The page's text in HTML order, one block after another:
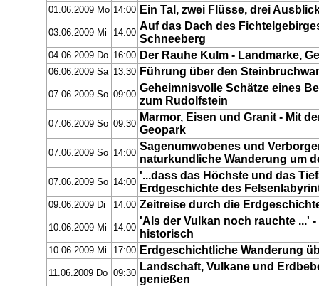
01.06.2009 Mo 14:00 Ein Tal, zwei Flüsse, drei
03.06.2009 Mi 14:00
Auf das Dach des
Schneeberg
04.06.2009 Do 16:00 Der Rauhe Kulm - Landmarke,
06.06.2009 Sa 13:30 Führung über den
07.06.2009 So 09:00
Geheimnisvolle Schätze eines
zum Rudolfstein
07.06.2009 So 09:30
Marmor, Eisen und Granit - Mit
Geopark
07.06.2009 So 14:00
Sagenumwobenes und
naturkundliche Wanderung um
07.06.2009 So 14:00
'...dass das Höchste und das
Erdgeschichte des
09.06.2009 Di 14:00 Zeitreise durch die
10.06.2009 Mi 14:00
'Als der Vulkan noch rauchte ...'
historisch
10.06.2009 Mi 17:00 Erdgeschichtliche Wanderung
11.06.2009 Do 09:30
Landschaft, Vulkane und
genießen